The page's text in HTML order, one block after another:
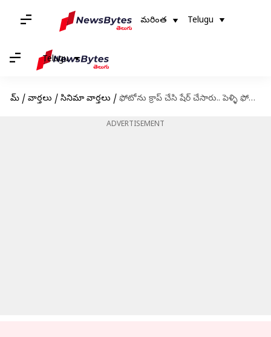
మరింత Telugu
Telugu
హోమ్ / వార్తలు / సినిమా వార్తలు / ఫోటోను క్రాప్ చేసి షేర్ చేసారు.. పెళ్ళి ఫోటోపై సాయి పల్లవి స్ట్రాంగ్ రిప్లై
ADVERTISEMENT